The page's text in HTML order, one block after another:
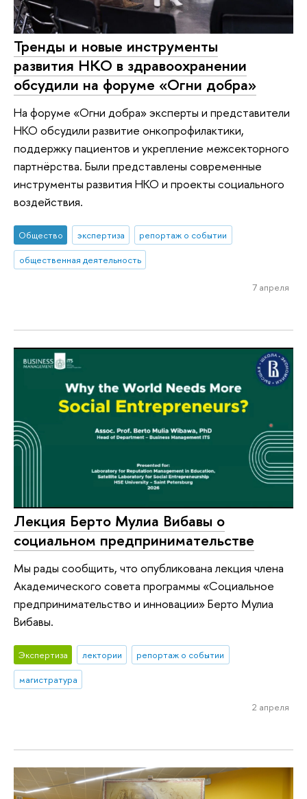
Тренды и новые инструменты
развития НКО в здравоохранении
обсудили на форуме «Огни добра»
На форуме «Огни добра» эксперты и представители
НКО обсудили развитие онкопрофилактики,
поддержку пациентов и укрепление межсекторного
партнёрства. Были представлены современные
инструменты развития НКО и проекты социального
воздействия.
Общество экспертиза
репортаж о событии
общественная деятельность
7 апреля
Лекция Берто Мулиа Вибавы о
социальном предпринимательстве
Мы рады сообщить, что опубликована лекция члена
Академического совета программы «Социальное
предпринимательство и инновации» Берто Мулиа
Вибавы.
Экспертиза лектории
репортаж о событии
магистратура
2 апреля